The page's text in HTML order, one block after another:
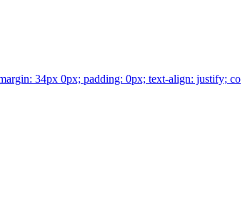
34px 0px; padding: 0px; text-align: justify; co